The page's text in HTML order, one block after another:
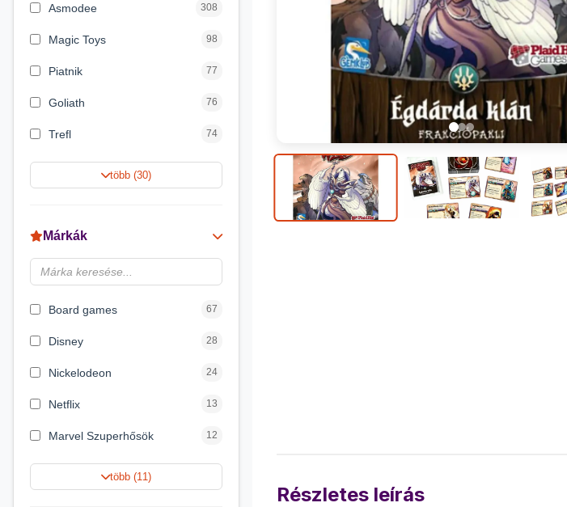
Asmodee 308
Magic Toys 98
Piatnik 77
Goliath 76
Trefl 74
Keller&Mayer 60
Spin Master
Delta Vision 28
több (30)
Márkák
Board games 67
Disney 28
Nickelodeon 24
Netflix 13
Marvel Szuperhősök 12
Summer Toys 10
több (11)
Részletes leírás